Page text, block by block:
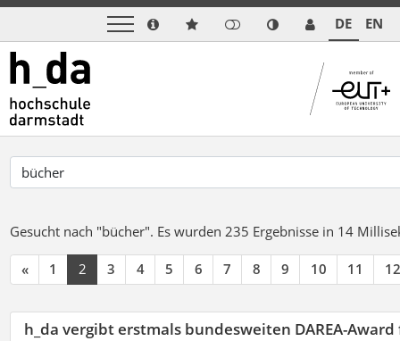
DE EN
Gesucht nach "bücher". Es wurden 235 Ergebnisse in 14
« 1 2 3 4 5 6 7 8 9 10 11 12
h_da vergibt erstmals bundesweiten DAREA-